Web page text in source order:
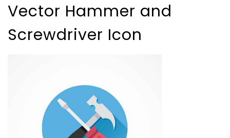
Vector Hammer and
Screwdriver Icon